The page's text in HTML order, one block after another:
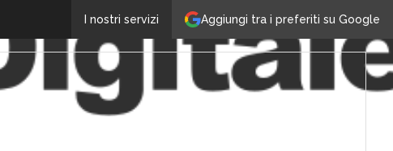
Aggiungi tra i preferiti su Google
I nostri servizi